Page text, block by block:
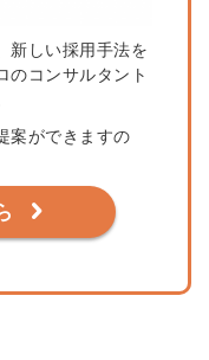
新しい採用手法を
のコンサルタント
案ができますの